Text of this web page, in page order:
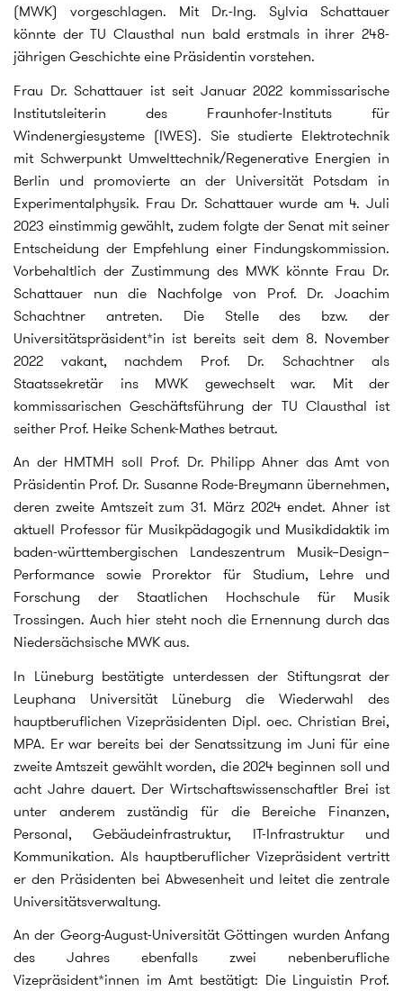
(MWK) vorgeschlagen. Mit Dr.-Ing. Sylvia Schattauer
könnte der TU Clausthal nun bald erstmals in ihrer 248-
jährigen Geschichte eine Präsidentin vorstehen.
Frau Dr. Schattauer ist seit Januar 2022 kommissarische
Institutsleiterin des Fraunhofer-Instituts für
Windenergiesysteme (IWES). Sie studierte Elektrotechnik
mit Schwerpunkt Umwelttechnik/Regenerative Energien in
Berlin und promovierte an der Universität Potsdam in
Experimentalphysik. Frau Dr. Schattauer wurde am 4. Juli
2023 einstimmig gewählt, zudem folgte der Senat mit seiner
Entscheidung der Empfehlung einer Findungskommission.
Vorbehaltlich der Zustimmung des MWK könnte Frau Dr.
Schattauer nun die Nachfolge von Prof. Dr. Joachim
Schachtner antreten. Die Stelle des bzw. der
Universitätspräsident*in ist bereits seit dem 8. November
2022 vakant, nachdem Prof. Dr. Schachtner als
Staatssekretär ins MWK gewechselt war. Mit der
kommissarischen Geschäftsführung der TU Clausthal ist
seither Prof. Heike Schenk-Mathes betraut.
An der HMTMH soll Prof. Dr. Philipp Ahner das Amt von
Präsidentin Prof. Dr. Susanne Rode-Breymann übernehmen,
deren zweite Amtszeit zum 31. März 2024 endet. Ahner ist
aktuell Professor für Musikpädagogik und Musikdidaktik im
baden-württembergischen Landeszentrum Musik–Design–
Performance sowie Prorektor für Studium, Lehre und
Forschung der Staatlichen Hochschule für Musik
Trossingen. Auch hier steht noch die Ernennung durch das
Niedersächsische MWK aus.
In Lüneburg bestätigte unterdessen der Stiftungsrat der
Leuphana Universität Lüneburg die Wiederwahl des
hauptberuflichen Vizepräsidenten Dipl. oec. Christian Brei,
MPA. Er war bereits bei der Senatssitzung im Juni für eine
zweite Amtszeit gewählt worden, die 2024 beginnen soll und
acht Jahre dauert. Der Wirtschaftswissenschaftler Brei ist
unter anderem zuständig für die Bereiche Finanzen,
Personal, Gebäudeinfrastruktur, IT-Infrastruktur und
Kommunikation. Als hauptberuflicher Vizepräsident vertritt
er den Präsidenten bei Abwesenheit und leitet die zentrale
Universitätsverwaltung.
An der Georg-August-Universität Göttingen wurden Anfang
des Jahres ebenfalls zwei nebenberufliche
Vizepräsident*innen im Amt bestätigt: Die Linguistin Prof.